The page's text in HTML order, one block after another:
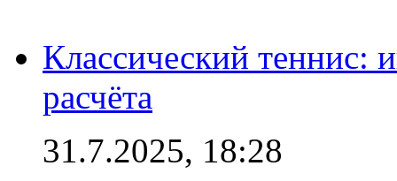
Классический теннис:
расчёта
31.7.2025, 18:28